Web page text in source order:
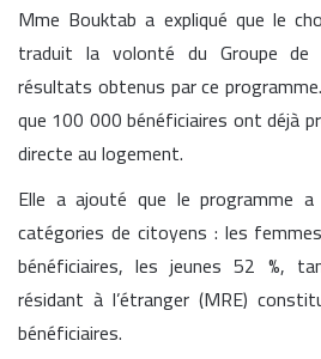
Mme Bouktab a expliqué que le
traduit la volonté du Groupe
résultats obtenus par ce
que 100 000 bénéficiaires ont déjà
directe au logement.
Elle a ajouté que le programme
catégories de citoyens : les
bénéficiaires, les jeunes 52 %,
résidant à l’étranger (MRE)
bénéficiaires.